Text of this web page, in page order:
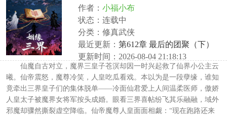
作者： 小福小布
状态：连载中
分类：修真武侠
最近更新： 第612章 最后的团聚（下）
更新时间：2026-08-04 21:18:13
仙魔自古对立，魔界三皇子苍溟却因一时兴起救了仙界小公主云
曦。仙帝震怒，魔尊冷笑，人皇吃瓜看戏。本以为是一段孽缘，谁知
竟牵出三界皇子们的集体脱单——冷面仙君爱上人间温柔医师，傲娇
人皇太子被魔界女将军按头成婚。眼看三界喜帖纷飞其乐融融，域外
邪魔却骤然撕裂虚空降临。仙帝魔尊人皇面面相觑：“现在跑路还来